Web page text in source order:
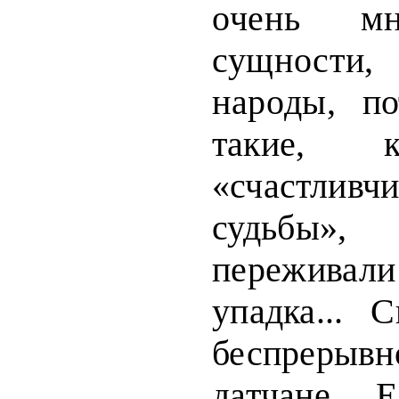
очень
народы,
такие,
судьбы»,
переживали
упадка...